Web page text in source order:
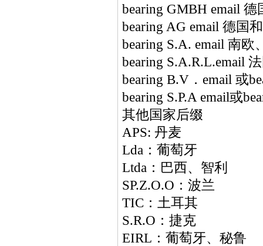
bearing GMBH email 德
bearing AG email 德国
bearing S.A. email 南欧
bearing S.A.R.L.email
bearing B.V．email 或
bearing S.P.A email或
其他国家后缀
APS: 丹麦
Lda：葡萄牙
Ltda：巴西、智利
SP.Z.O.O：波兰
TIC：土耳其
S.R.O：捷克
EIRL：葡萄牙、秘鲁